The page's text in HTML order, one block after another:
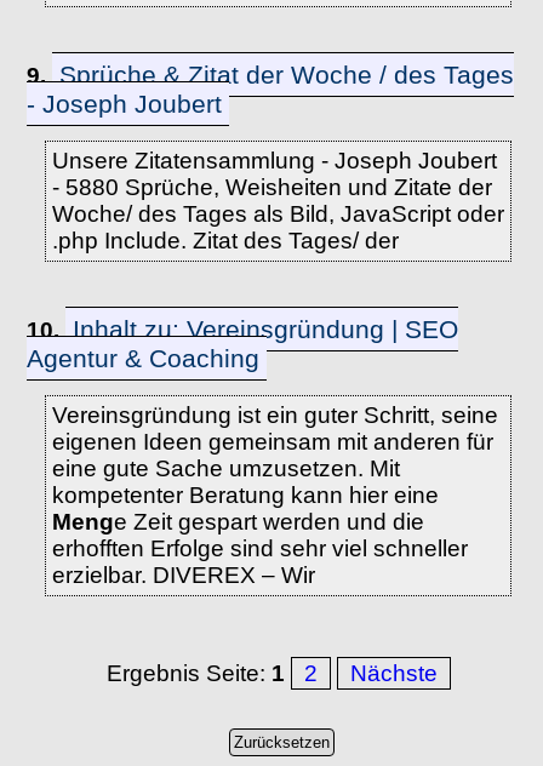
9. Sprüche & Zitat der Woche / des Tages
- Joseph Joubert
Unsere Zitatensammlung - Joseph Joubert
- 5880 Sprüche, Weisheiten und Zitate der
Woche/ des Tages als Bild, JavaScript oder
.php Include. Zitat des Tages/ der
10. Inhalt zu: Vereinsgründung | SEO
Agentur & Coaching
Vereinsgründung ist ein guter Schritt, seine
eigenen Ideen gemeinsam mit anderen für
eine gute Sache umzusetzen. Mit
kompetenter Beratung kann hier eine
Menge Zeit gespart werden und die
erhofften Erfolge sind sehr viel schneller
erzielbar. DIVEREX – Wir
Ergebnis Seite: 1 2 Nächste